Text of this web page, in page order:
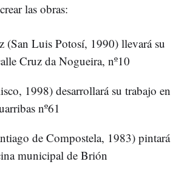
las obras:
(San Luis Potosí, 1990) llevará su
Cruz da Nogueira, nº10
1998) desarrollará su trabajo en
nº61
de Compostela, 1983) pintará
municipal de Brión